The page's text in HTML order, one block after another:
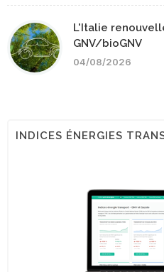
L'Italie
GNV/bioGNV
04/08/2026
INDICES ÉNERGIES